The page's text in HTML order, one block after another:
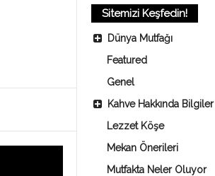
Sitemizi Keşfedin!
Dünya Mutfağı
Featured
Genel
Kahve Hakkında Bilgiler
Lezzet Köşe
Mekan Önerileri
Mutfakta Neler Oluyor